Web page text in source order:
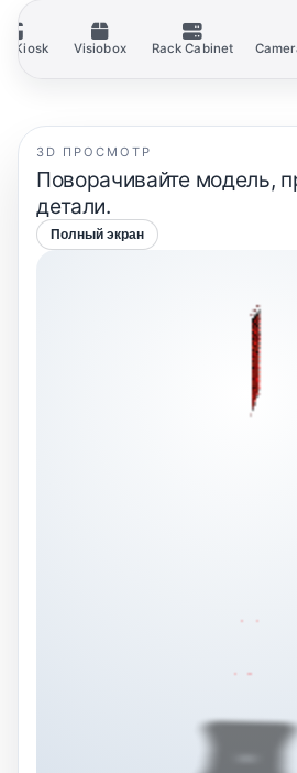
Kiosk Visiobox Rack Cabinet
3D ПРОСМОТР
Поворачивайте модель,
детали.
Полный экран